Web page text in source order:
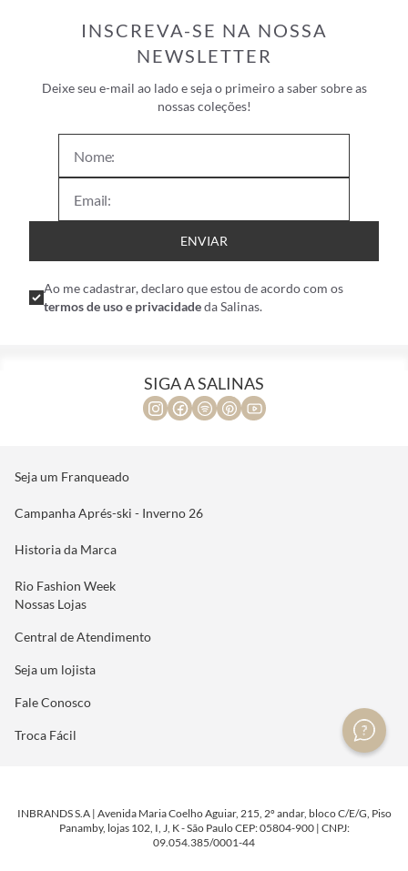
INSCREVA-SE NA NOSSA
NEWSLETTER
Deixe seu e-mail ao lado e seja o primeiro a saber sobre as
nossas coleções!
ENVIAR
Ao me cadastrar, declaro que estou de acordo com os
termos de uso e privacidadeda Salinas.
SIGA A SALINAS
Seja um Franqueado
Campanha Aprés-ski - Inverno 26
Historia da Marca
Rio Fashion Week
Nossas Lojas
Central de Atendimento
Seja um lojista
Fale Conosco
Troca Fácil
INBRANDS S.A | Avenida Maria Coelho Aguiar, 215, 2º andar, bloco C/E/G, Piso
Panamby, lojas 102, I, J, K - São Paulo CEP: 05804-900 | CNPJ:
09.054.385/0001-44